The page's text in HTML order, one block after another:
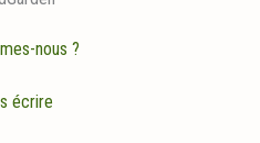
nous ?
écrire